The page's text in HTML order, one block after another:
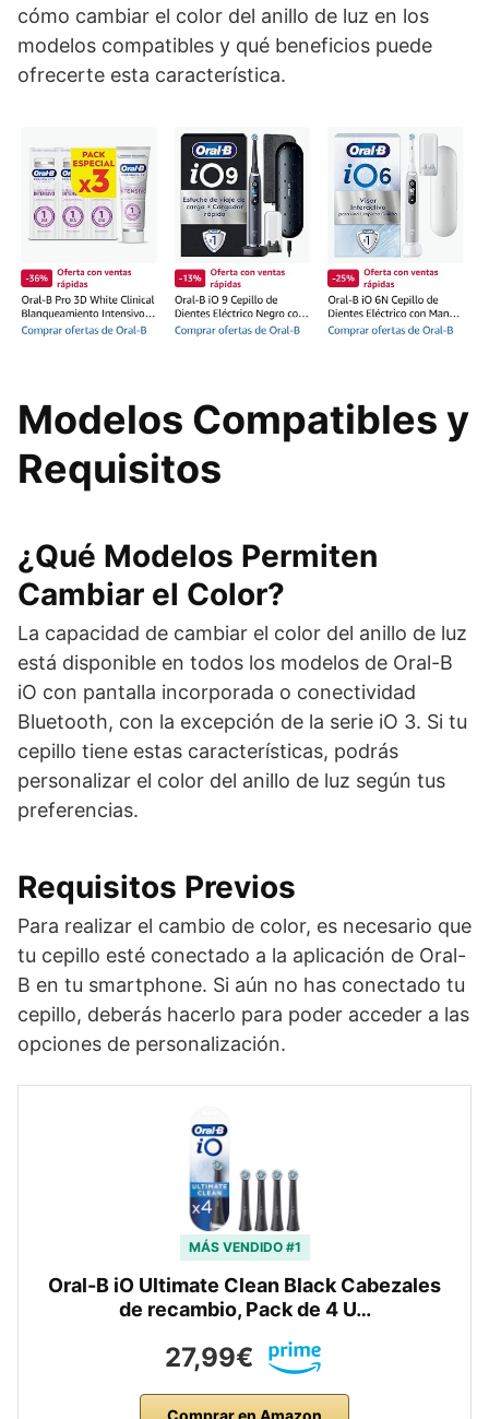
cómo cambiar el color del anillo de luz en los
modelos compatibles y qué beneficios puede
ofrecerte esta característica.
Modelos Compatibles y
Requisitos
¿Qué Modelos Permiten
Cambiar el Color?
La capacidad de cambiar el color del anillo de luz
está disponible en todos los modelos de Oral-B
iO con pantalla incorporada o conectividad
Bluetooth, con la excepción de la serie iO 3. Si tu
cepillo tiene estas características, podrás
personalizar el color del anillo de luz según tus
preferencias.
Requisitos Previos
Para realizar el cambio de color, es necesario que
tu cepillo esté conectado a la aplicación de Oral-
B en tu smartphone. Si aún no has conectado tu
cepillo, deberás hacerlo para poder acceder a las
opciones de personalización.
MÁS VENDIDO #1
Oral-B iO Ultimate Clean Black Cabezales
de recambio, Pack de 4 U…
27,99€
Comprar en Amazon